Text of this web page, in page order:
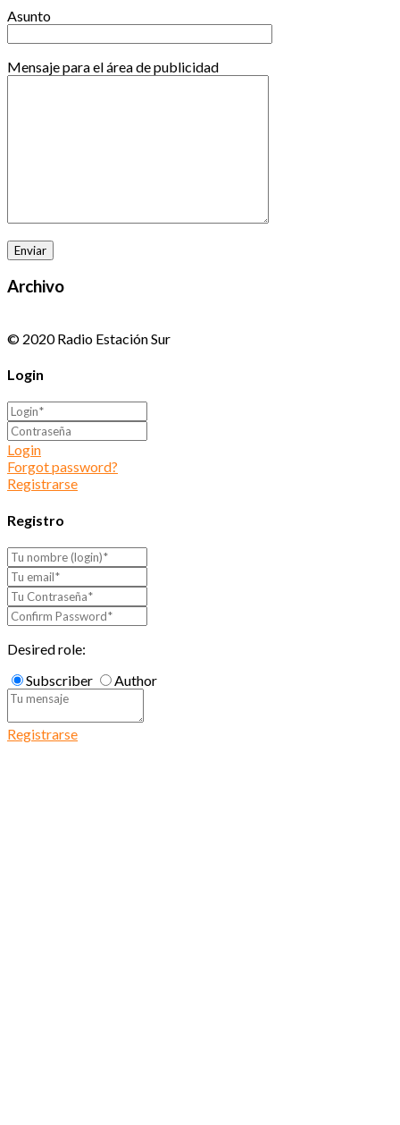
Asunto
Mensaje para el área de publicidad
Archivo
© 2020 Radio Estación Sur
Login
Login
Forgot password?
Registrarse
Registro
Desired role:
Subscriber
Author
Registrarse